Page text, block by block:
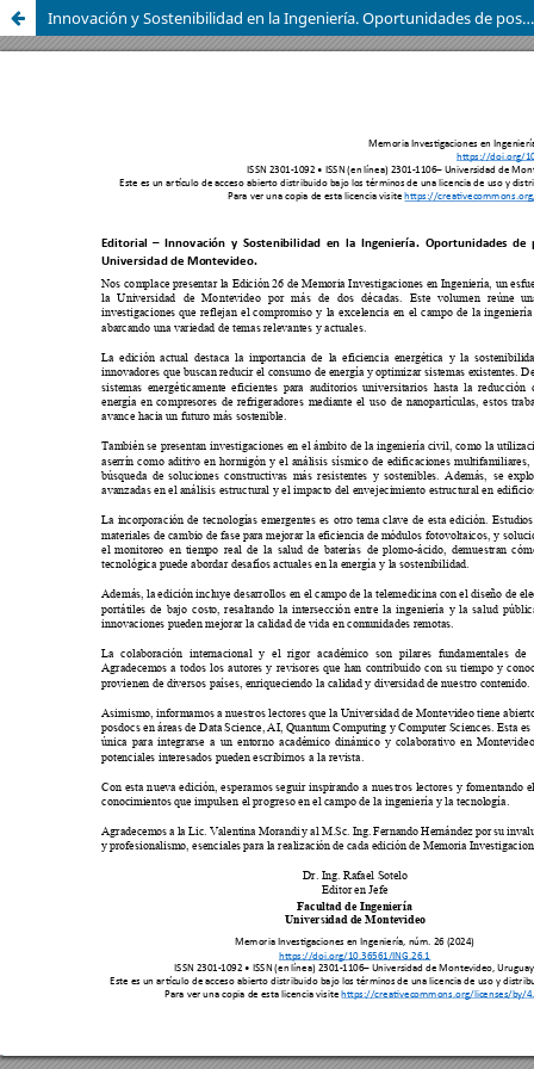
Innovación y Sostenibilidad en la Ingeniería. Oportunidades de posdocs en la Universidad de Montevideo